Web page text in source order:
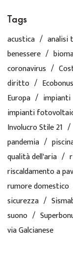
Tags
acustica analisi
benessere
coronavirus
diritto
Ecobonus
Europa
impianti
impianti
Involucro Stile 21
pandemia
qualità dell'aria
riscaldamento a
rumore domestico
sicurezza
suono
via Galcianese